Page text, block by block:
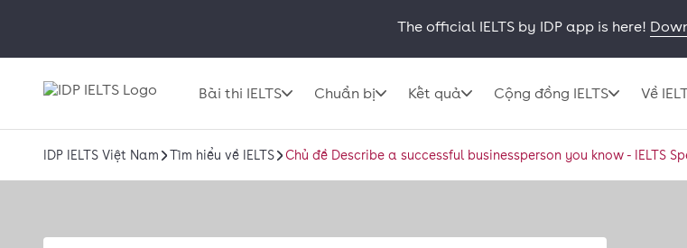
The official IELTS by IDP app is here!
Bài thi IELTS Chuẩn bị Kết quả Cộng đồng IELTS Về
IDP IELTS Việt Nam Tìm hiểu về IELTS Chủ đề Describe a successful businessperson you know - IELTS